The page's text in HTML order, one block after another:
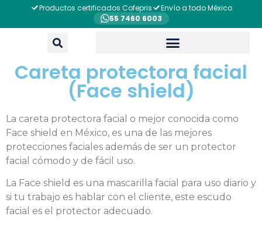
Productos certificados Cofepris
Envío a todo México
55 7460 6003
Careta protectora facial
(Face shield)
La careta protectora facial o mejor conocida como
Face shield en México, es una de las mejores
protecciones faciales además de ser un protector
facial cómodo y de fácil uso.
La Face shield es una mascarilla facial para uso diario y
si tu trabajo es hablar con el cliente, este escudo
facial es el protector adecuado.